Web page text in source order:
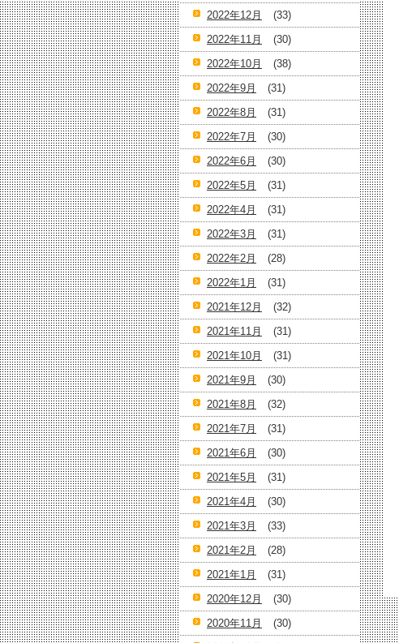
2022年12月
(33)
2022年11月
(30)
2022年10月
(38)
2022年9月
(31)
2022年8月
(31)
2022年7月
(30)
2022年6月
(30)
2022年5月
(31)
2022年4月
(31)
2022年3月
(31)
2022年2月
(28)
2022年1月
(31)
2021年12月
(32)
2021年11月
(31)
2021年10月
(31)
2021年9月
(30)
2021年8月
(32)
2021年7月
(31)
2021年6月
(30)
2021年5月
(31)
2021年4月
(30)
2021年3月
(33)
2021年2月
(28)
2021年1月
(31)
2020年12月
(30)
2020年11月
(30)